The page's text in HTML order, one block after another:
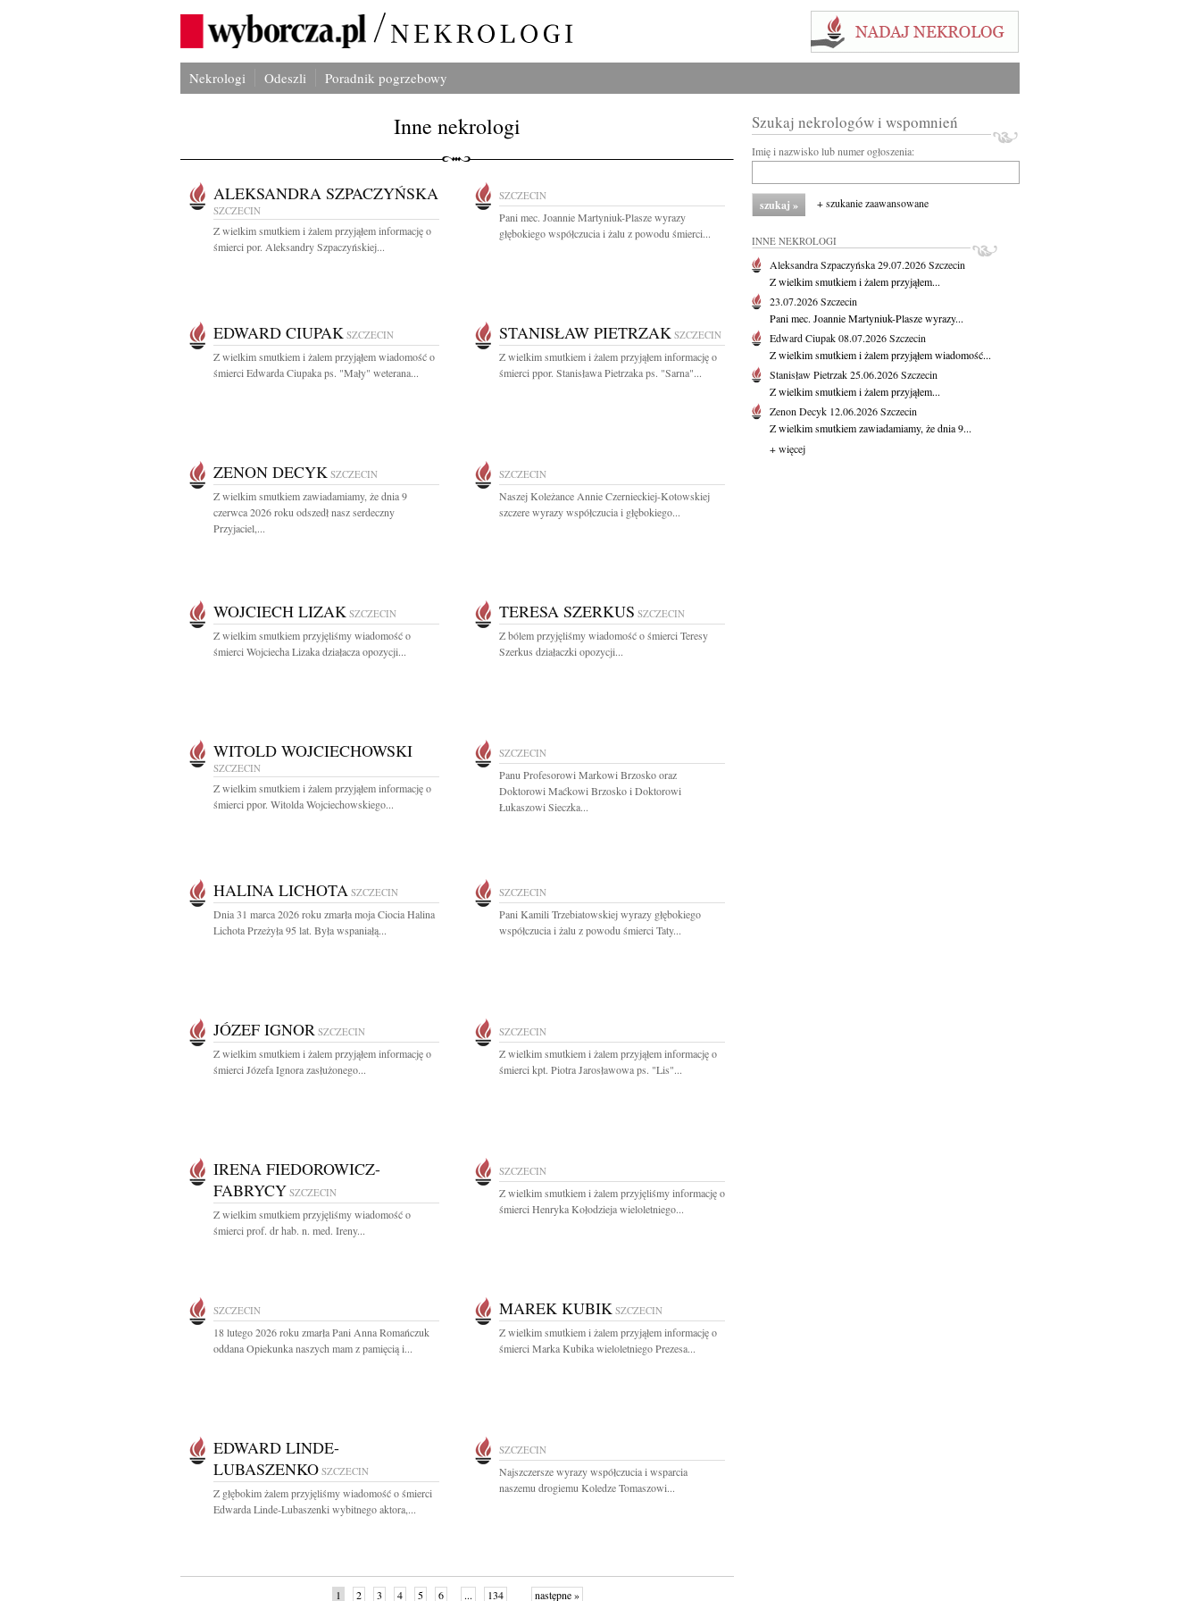
Nekrologi Odeszli Poradnik pogrzebowy
Inne nekrologi
ALEKSANDRA SZPACZYŃSKA
SZCZECIN
Z wielkim smutkiem i żalem przyjąłem informację o
śmierci por. Aleksandry Szpaczyńskiej...
SZCZECIN
Pani mec. Joannie Martyniuk-Plasze wyrazy
głębokiego współczucia i żalu z powodu śmierci...
EDWARD CIUPAK SZCZECIN
Z wielkim smutkiem i żalem przyjąłem wiadomość o
śmierci Edwarda Ciupaka ps. "Mały" weterana...
STANISŁAW PIETRZAK SZCZECIN
Z wielkim smutkiem i żalem przyjąłem informację o
śmierci ppor. Stanisława Pietrzaka ps. "Sarna"...
ZENON DECYK SZCZECIN
Z wielkim smutkiem zawiadamiamy, że dnia 9
czerwca 2026 roku odszedł nasz serdeczny
Przyjaciel,...
SZCZECIN
Naszej Koleżance Annie Czernieckiej-Kotowskiej
szczere wyrazy współczucia i głębokiego...
WOJCIECH LIZAK SZCZECIN
Z wielkim smutkiem przyjęliśmy wiadomość o
śmierci Wojciecha Lizaka działacza opozycji...
TERESA SZERKUS SZCZECIN
Z bólem przyjęliśmy wiadomość o śmierci Teresy
Szerkus działaczki opozycji...
WITOLD WOJCIECHOWSKI
SZCZECIN
Z wielkim smutkiem i żalem przyjąłem informację o
śmierci ppor. Witolda Wojciechowskiego...
SZCZECIN
Panu Profesorowi Markowi Brzosko oraz
Doktorowi Maćkowi Brzosko i Doktorowi
Łukaszowi Sieczka...
HALINA LICHOTA SZCZECIN
Dnia 31 marca 2026 roku zmarła moja Ciocia Halina
Lichota Przeżyła 95 lat. Była wspaniałą...
SZCZECIN
Pani Kamili Trzebiatowskiej wyrazy głębokiego
współczucia i żalu z powodu śmierci Taty...
JÓZEF IGNOR SZCZECIN
Z wielkim smutkiem i żalem przyjąłem informację o
śmierci Józefa Ignora zasłużonego...
SZCZECIN
Z wielkim smutkiem i żalem przyjąłem informację o
śmierci kpt. Piotra Jarosławowa ps. "Lis"...
IRENA FIEDOROWICZ-
FABRYCY SZCZECIN
Z wielkim smutkiem przyjęliśmy wiadomość o
śmierci prof. dr hab. n. med. Ireny...
SZCZECIN
Z wielkim smutkiem i żalem przyjęliśmy informację o
śmierci Henryka Kołodzieja wieloletniego...
SZCZECIN
18 lutego 2026 roku zmarła Pani Anna Romańczuk
oddana Opiekunka naszych mam z pamięcią i...
MAREK KUBIK SZCZECIN
Z wielkim smutkiem i żalem przyjąłem informację o
śmierci Marka Kubika wieloletniego Prezesa...
EDWARD LINDE-
LUBASZENKO SZCZECIN
Z głębokim żalem przyjęliśmy wiadomość o śmierci
Edwarda Linde-Lubaszenki wybitnego aktora,...
SZCZECIN
Najszczersze wyrazy współczucia i wsparcia
naszemu drogiemu Koledze Tomaszowi...
1 2 3 4 5 6 ... 134 następne »
Szukaj nekrologów i wspomnień
Imię i nazwisko lub numer ogłoszenia:
+ szukanie zaawansowane
INNE NEKROLOGI
Aleksandra Szpaczyńska29.07.2026Szczecin
Z wielkim smutkiem i żalem przyjąłem...
23.07.2026Szczecin
Pani mec. Joannie Martyniuk-Plasze wyrazy...
Edward Ciupak08.07.2026Szczecin
Z wielkim smutkiem i żalem przyjąłem wiadomość...
Stanisław Pietrzak25.06.2026Szczecin
Z wielkim smutkiem i żalem przyjąłem...
Zenon Decyk 12.06.2026Szczecin
Z wielkim smutkiem zawiadamiamy, że dnia 9...
+ więcej